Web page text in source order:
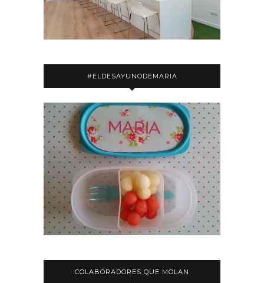
#ELDESAYUNODEMARIA
COLABORADORES QUE MOLAN